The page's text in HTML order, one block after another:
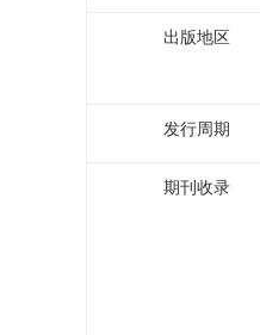
出版地区
发行周期
期刊收录